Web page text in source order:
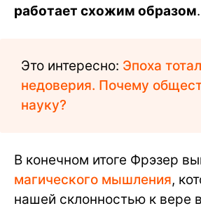
работает схожим образом.
Это интересно: Эпоха
недоверия. Почему
науку?
В конечном итоге Фрэзер
магического мышления,
нашей склонностью к вере в